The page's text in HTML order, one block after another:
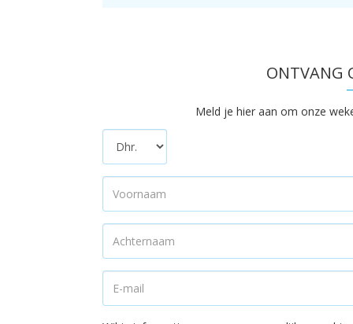
ONTVANG
Meld je hier aan om onze